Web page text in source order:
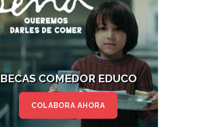
BECAS COMEDOR EDUCO
COLABORA AHORA